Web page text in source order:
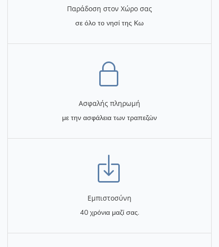
Παράδοση στον Χώρο σας
σε όλο το νησί της Κω
Ασφαλής πληρωμή
με την ασφάλεια των τραπεζών
Eμπιστοσύνη
40 χρόνια μαζί σας.